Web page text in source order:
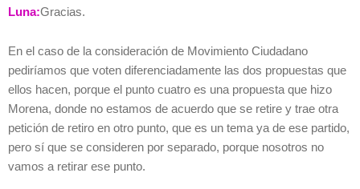
Luna:Gracias.
En el caso de la consideración de Movimiento Ciudadano
pediríamos que voten diferenciadamente las dos propuestas que
ellos hacen, porque el punto cuatro es una propuesta que hizo
Morena, donde no estamos de acuerdo que se retire y trae otra
petición de retiro en otro punto, que es un tema ya de ese partido,
pero sí que se consideren por separado, porque nosotros no
vamos a retirar ese punto.